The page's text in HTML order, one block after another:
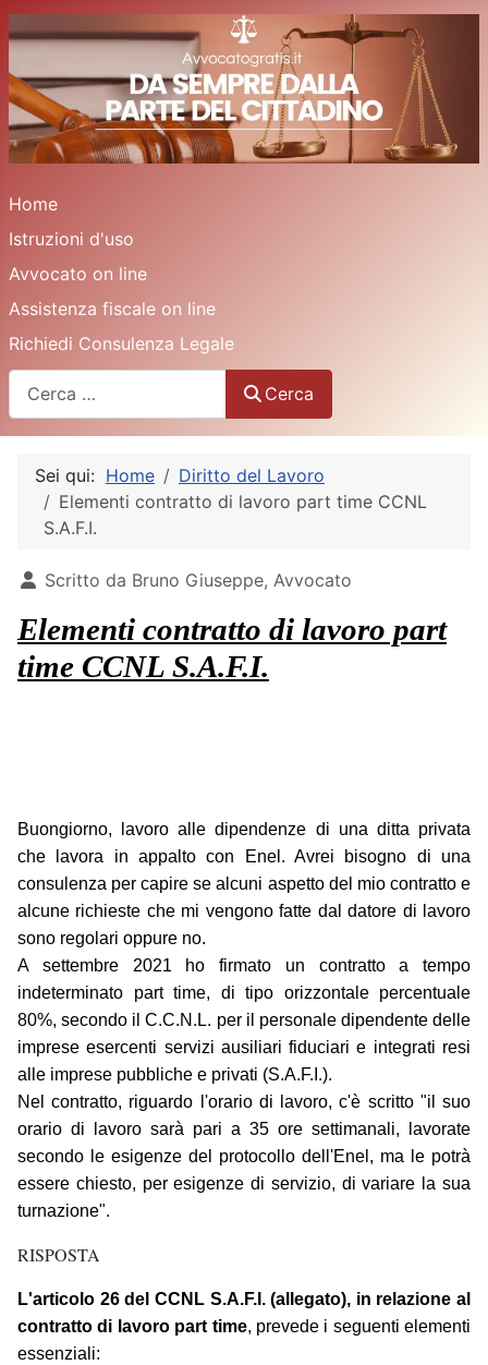
Home
Istruzioni d'uso
Avvocato on line
Assistenza fiscale on line
Richiedi Consulenza Legale
Cerca
Sei qui: Home
Diritto del Lavoro
Elementi contratto di lavoro part time CCNL
S.A.F.I.
Dettagli
Scritto da Bruno Giuseppe, Avvocato
Elementi contratto di lavoro part
time CCNL S.A.F.I.
Buongiorno, lavoro alle dipendenze di una ditta privata
che lavora in appalto con Enel. Avrei bisogno di una
consulenza per capire se alcuni aspetto del mio contratto e
alcune richieste che mi vengono fatte dal datore di lavoro
sono regolari oppure no.
A settembre 2021 ho firmato un contratto a tempo
indeterminato part time, di tipo orizzontale percentuale
80%, secondo il C.C.N.L. per il personale dipendente delle
imprese esercenti servizi ausiliari fiduciari e integrati resi
alle imprese pubbliche e privati (S.A.F.I.).
Nel contratto, riguardo l'orario di lavoro, c'è scritto "il suo
orario di lavoro sarà pari a 35 ore settimanali, lavorate
secondo le esigenze del protocollo dell'Enel, ma le potrà
essere chiesto, per esigenze di servizio, di variare la sua
turnazione".
RISPOSTA
L'articolo 26 del CCNL S.A.F.I. (allegato), in relazione al
contratto di lavoro part time, prevede i seguenti elementi
essenziali: